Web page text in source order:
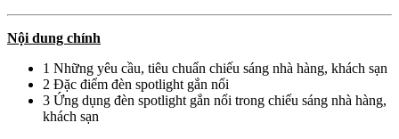
Nội dung chính
1 Những yêu cầu, tiêu chuẩn chiếu sáng nhà hàng, khách sạn
2 Đặc điểm đèn spotlight gắn nổi
3 Ứng dụng đèn spotlight gắn nổi trong chiếu sáng nhà hàng,
khách sạn